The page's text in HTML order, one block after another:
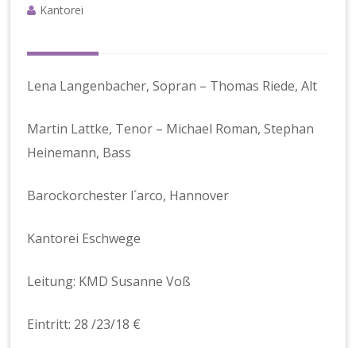
Kantorei
Lena Langenbacher, Sopran – Thomas Riede, Alt
Martin Lattke, Tenor – Michael Roman, Stephan
Heinemann, Bass
Barockorchester l´arco, Hannover
Kantorei Eschwege
Leitung: KMD Susanne Voß
Eintritt: 28 /23/18 €